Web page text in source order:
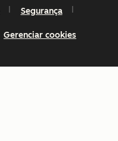
Segurança
Gerenciar cookies